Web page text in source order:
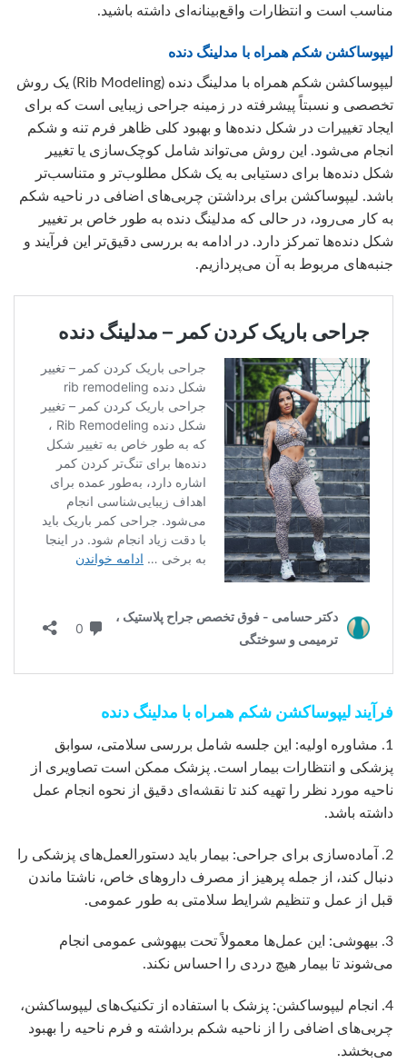
مناسب است و انتظارات واقع‌بینانه‌ای داشته باشید.
لیپوساکشن شکم همراه با مدلینگ دنده
لیپوساکشن شکم همراه با مدلینگ دنده (Rib Modeling) یک روش
تخصصی و نسبتاً پیشرفته در زمینه جراحی زیبایی است که برای
ایجاد تغییرات در شکل دنده‌ها و بهبود کلی ظاهر فرم تنه و شکم
انجام می‌شود. این روش می‌تواند شامل کوچک‌سازی یا تغییر
شکل دنده‌ها برای دستیابی به یک شکل مطلوب‌تر و متناسب‌تر
باشد. لیپوساکشن برای برداشتن چربی‌های اضافی در ناحیه شکم
به کار می‌رود، در حالی که مدلینگ دنده به طور خاص بر تغییر
شکل دنده‌ها تمرکز دارد. در ادامه به بررسی دقیق‌تر این فرآیند و
جنبه‌های مربوط به آن می‌پردازیم.
فرآیند لیپوساکشن شکم همراه با مدلینگ دنده
1. مشاوره اولیه: این جلسه شامل بررسی سلامتی، سوابق
پزشکی و انتظارات بیمار است. پزشک ممکن است تصاویری از
ناحیه مورد نظر را تهیه کند تا نقشه‌ای دقیق از نحوه انجام عمل
داشته باشد.
2. آماده‌سازی برای جراحی: بیمار باید دستورالعمل‌های پزشکی را
دنبال کند، از جمله پرهیز از مصرف داروهای خاص، ناشتا ماندن
قبل از عمل و تنظیم شرایط سلامتی به طور عمومی.
3. بیهوشی: این عمل‌ها معمولاً تحت بیهوشی عمومی انجام
می‌شوند تا بیمار هیچ دردی را احساس نکند.
4. انجام لیپوساکشن: پزشک با استفاده از تکنیک‌های لیپوساکشن،
چربی‌های اضافی را از ناحیه شکم برداشته و فرم ناحیه را بهبود
می‌بخشد.